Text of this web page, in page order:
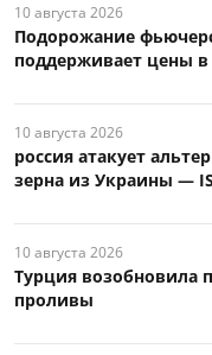
10 августа 2026
Подорожание
поддерживает цены
10 августа 2026
россия атакует
зерна из Украины —
10 августа 2026
Турция возобновила
проливы